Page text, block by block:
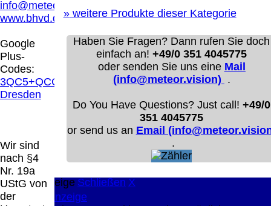
info@meteor.vision
www.bhvd.de
Google
Plus-
Codes:
3QC5+QCG
Dresden
Wir sind
nach §4
Nr. 19a
UStG von
der
»weitere Produkte dieser Kategorie
Haben Sie Fragen? Dann rufen Sie doch
einfach an!+49/0 351 4045775
oder senden Sie uns eine Mail
(info@meteor.vision) .
Do You Have Questions? Just call!+49/0
351 4045775
or send us an Email
.
uns ausdrücklich von allen Inhalten, aller
gelinkten Seiten auf unserer Homepage und
machen uns diese Inhalte nicht zu eigen.
Diese Erklärung gilt für alle auf unserer
Homepage angebrachten Links.
Die Europäische Kommission stellt eine
Plattform zur Online-Streitbeilegung (OS)
bereit. Die Plattform finden Sie unter
http://ec.europa.eu/consumers/odr/Unsere E-
Mailadresse lautet:info@meteor.vision.
Seitenanfang
Datenschutz
Kontakt Links
Katalog (PDF) Sitemap
große Anzeige Schließen X